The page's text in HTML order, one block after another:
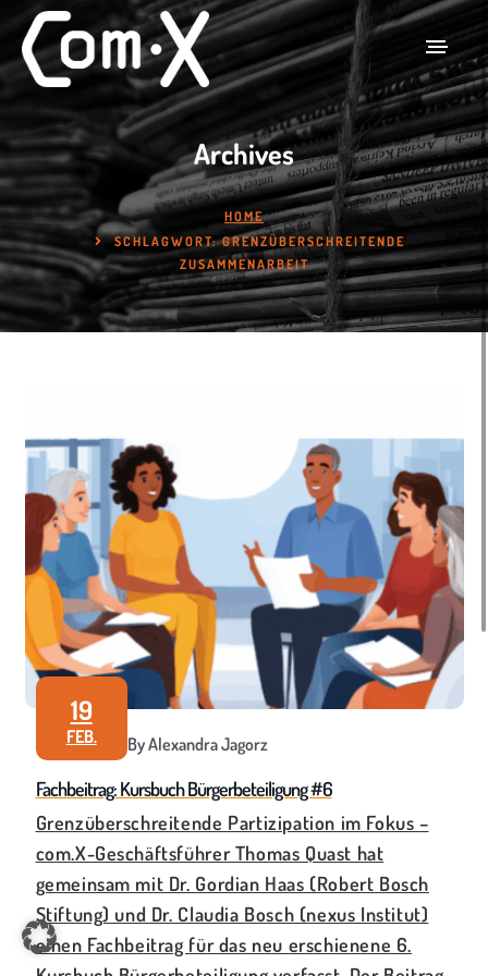
Archives
HOME
SCHLAGWORT:GRENZÜBERSCHREITENDE
ZUSAMMENARBEIT
19
FEB. By Alexandra Jagorz
Fachbeitrag: Kursbuch Bürgerbeteiligung #6
Grenzüberschreitende Partizipation im Fokus –
com.X-Geschäftsführer Thomas Quast hat
gemeinsam mit Dr. Gordian Haas (Robert Bosch
Stiftung) und Dr. Claudia Bosch (nexus Institut)
einen Fachbeitrag für das neu erschienene 6.